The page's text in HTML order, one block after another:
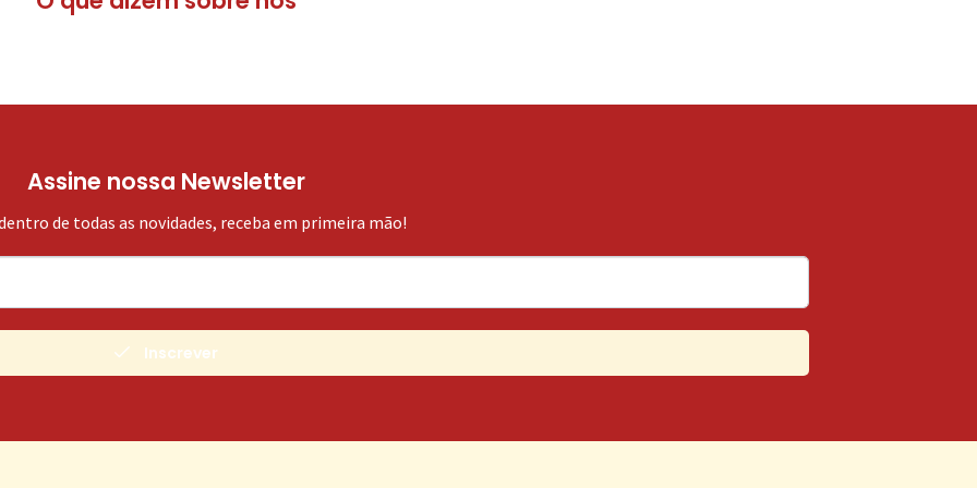
Assine nossa Newsletter
de todas as novidades, receba em primeira mão!
Inscrever